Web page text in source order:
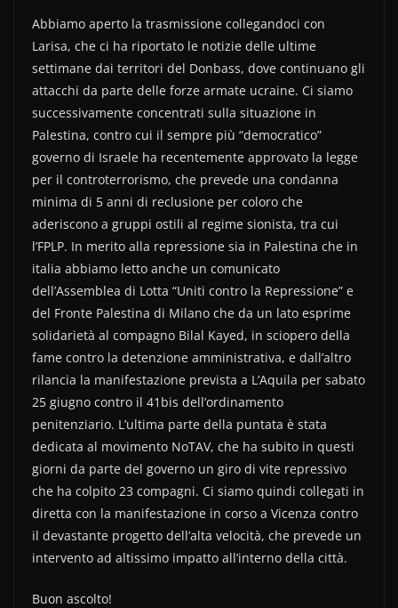
c
e
b
o
o
k
itt
er
n
di
vi
di
Abbiamo aperto la trasmissione collegandoci con
Larisa, che ci ha riportato le notizie delle ultime
settimane dai territori del Donbass, dove continuano gli
attacchi da parte delle forze armate ucraine. Ci siamo
successivamente concentrati sulla situazione in
Palestina, contro cui il sempre più “democratico”
governo di Israele ha recentemente approvato la legge
per il controterrorismo, che prevede una condanna
minima di 5 anni di reclusione per coloro che
aderiscono a gruppi ostili al regime sionista, tra cui
l’FPLP. In merito alla repressione sia in Palestina che in
italia abbiamo letto anche un comunicato
dell’Assemblea di Lotta “Uniti contro la Repressione” e
del Fronte Palestina di Milano che da un lato esprime
solidarietà al compagno Bilal Kayed, in sciopero della
fame contro la detenzione amministrativa, e dall’altro
rilancia la manifestazione prevista a L’Aquila per sabato
25 giugno contro il 41bis dell’ordinamento
penitenziario. L’ultima parte della puntata è stata
dedicata al movimento NoTAV, che ha subito in questi
giorni da parte del governo un giro di vite repressivo
che ha colpito 23 compagni. Ci siamo quindi collegati in
diretta con la manifestazione in corso a Vicenza contro
il devastante progetto dell’alta velocità, che prevede un
intervento ad altissimo impatto all’interno della città.
Buon ascolto!